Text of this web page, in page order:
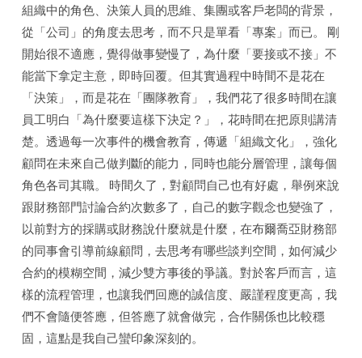
組織中的角色、決策人員的思維、集團或客戶老闆的背景，
從「公司」的角度去思考，而不只是單看「專案」而已。 剛
開始很不適應，覺得做事變慢了，為什麼「要接或不接」不
能當下拿定主意，即時回覆。但其實過程中時間不是花在
「決策」，而是花在「團隊教育」，我們花了很多時間在讓
員工明白「為什麼要這樣下決定？」，花時間在把原則講清
楚。透過每一次事件的機會教育，傳遞「組織文化」，強化
顧問在未來自己做判斷的能力，同時也能分層管理，讓每個
角色各司其職。 時間久了，對顧問自己也有好處，舉例來說
跟財務部門討論合約次數多了，自己的數字觀念也變強了，
以前對方的採購或財務說什麼就是什麼，在布爾喬亞財務部
的同事會引導前線顧問，去思考有哪些談判空間，如何減少
合約的模糊空間，減少雙方事後的爭議。對於客戶而言，這
樣的流程管理，也讓我們回應的誠信度、嚴謹程度更高，我
們不會隨便答應，但答應了就會做完，合作關係也比較穩
固，這點是我自己蠻印象深刻的。